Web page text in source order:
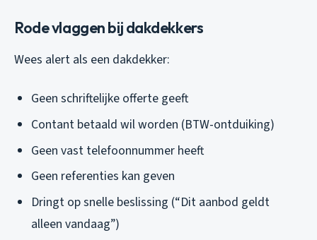
Rode vlaggen bij dakdekkers
Wees alert als een dakdekker:
Geen schriftelijke offerte geeft
Contant betaald wil worden (BTW-ontduiking)
Geen vast telefoonnummer heeft
Geen referenties kan geven
Dringt op snelle beslissing (“Dit aanbod geldt
alleen vandaag”)